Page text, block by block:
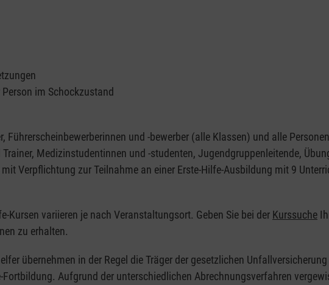
im Schockzustand
Führerscheinbewerberinnen und -bewerber (alle Klassen) und alle
Medizinstudentinnen und -studenten, Jugendgruppenleitende,
Verpflichtung zur Teilnahme an einer Erste-Hilfe-Ausbildung mit 9
Kursen variieren je nach Veranstaltungsort. Geben Sie bei der Kurssuche
zu erhalten.
übernehmen in der Regel die Träger der gesetzlichen
Aufgrund der unterschiedlichen Abrechnungsverfahren